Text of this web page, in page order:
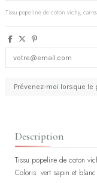
Tissu popeline de coton vichy,
Description
Tissu popeline de coton
Coloris: vert sapin et blanc